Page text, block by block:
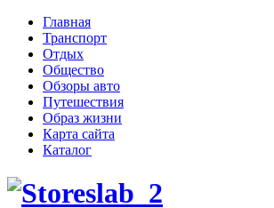
Главная
Транспорт
Отдых
Общество
Обзоры авто
Путешествия
Образ жизни
Карта сайта
Каталог